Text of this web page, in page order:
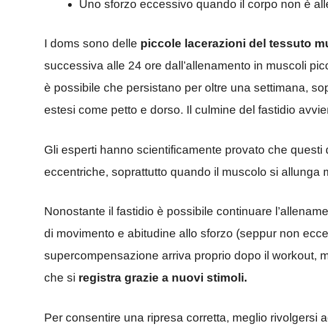
Uno sforzo eccessivo quando il corpo non è
I doms sono delle piccole lacerazioni del tessuto
successiva alle 24 ore dall’allenamento in muscoli
è possibile che persistano per oltre una settimana,
estesi come petto e dorso. Il culmine del fastidio
Gli esperti hanno scientificamente provato che
eccentriche, soprattutto quando il muscolo si allunga
Nonostante il fastidio è possibile continuare
di movimento e abitudine allo sforzo (seppur non
supercompensazione arriva proprio dopo il workout,
che si registra grazie a nuovi stimoli.
Per consentire una ripresa corretta, meglio rivolgersi